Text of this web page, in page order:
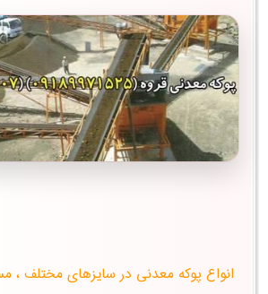
انواع پوكه معدنی در سایزهای مختلف ،